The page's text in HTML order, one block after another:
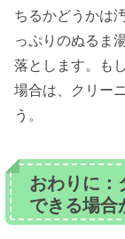
ちるかどうかは
っぷりのぬるま
落とします。も
場合は、クリー
う。
おわりに：
できる場合